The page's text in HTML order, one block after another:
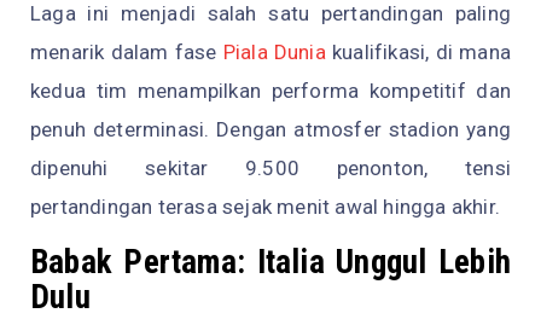
Laga ini menjadi salah satu pertandingan paling
menarik dalam fase Piala Duniakualifikasi, di mana
kedua tim menampilkan performa kompetitif dan
penuh determinasi. Dengan atmosfer stadion yang
dipenuhi sekitar 9.500 penonton, tensi
pertandingan terasa sejak menit awal hingga akhir.
Babak Pertama: Italia Unggul Lebih
Dulu